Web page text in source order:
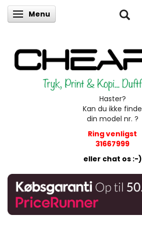
Skifte navigation
Menu
Haster?
Kan du ikke finde
din model nr. ?
Ring venligst
31667999
eller chat os :-)